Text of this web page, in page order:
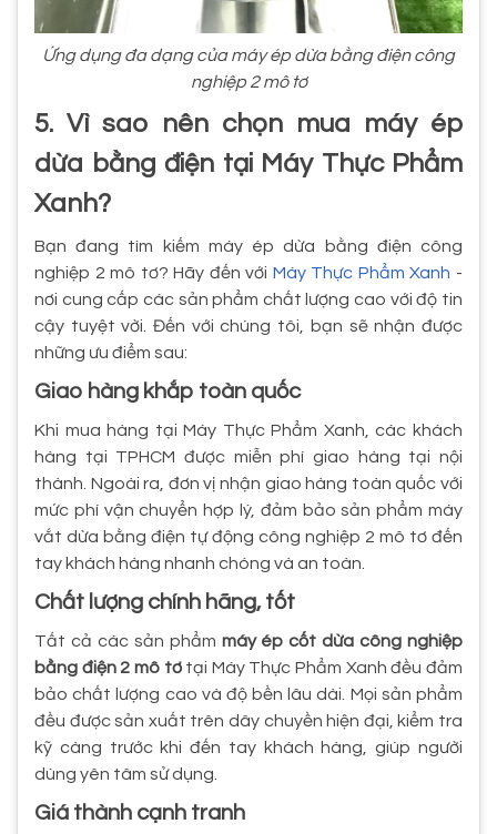
Ứng dụng đa dạng của máy ép dừa bằng điện công
nghiệp 2 mô tơ
5. Vì sao nên chọn mua máy ép
dừa bằng điện tại Máy Thực Phẩm
Xanh?
Bạn đang tìm kiếm máy ép dừa bằng điện công
nghiệp 2 mô tơ? Hãy đến với Máy Thực Phẩm Xanh -
nơi cung cấp các sản phẩm chất lượng cao với độ tin
cậy tuyệt vời. Đến với chúng tôi, bạn sẽ nhận được
những ưu điểm sau:
Giao hàng khắp toàn quốc
Khi mua hàng tại Máy Thực Phẩm Xanh, các khách
hàng tại TPHCM được miễn phí giao hàng tại nội
thành. Ngoài ra, đơn vị nhận giao hàng toàn quốc với
mức phí vận chuyển hợp lý, đảm bảo sản phẩm máy
vắt dừa bằng điện tự động công nghiệp 2 mô tơ đến
tay khách hàng nhanh chóng và an toàn.
Chất lượng chính hãng, tốt
Tất cả các sản phẩm máy ép cốt dừa công nghiệp
bằng điện 2 mô tơtại Máy Thực Phẩm Xanh đều đảm
bảo chất lượng cao và độ bền lâu dài. Mọi sản phẩm
đều được sản xuất trên dây chuyền hiện đại, kiểm tra
kỹ càng trước khi đến tay khách hàng, giúp người
dùng yên tâm sử dụng.
Giá thành cạnh tranh